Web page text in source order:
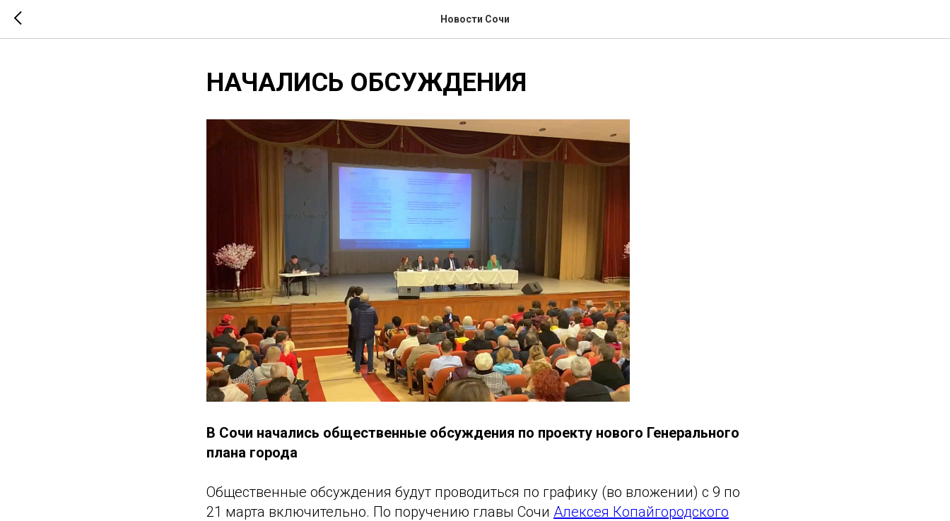
Новости Сочи
НАЧАЛИСЬ ОБСУЖДЕНИЯ
В Сочи начались общественные обсуждения по проекту нового Генерального
плана города
Общественные обсуждения будут проводиться по графику (во вложении) с 9 по
21 марта включительно. По поручению главы Сочи Алексея Копайгородского